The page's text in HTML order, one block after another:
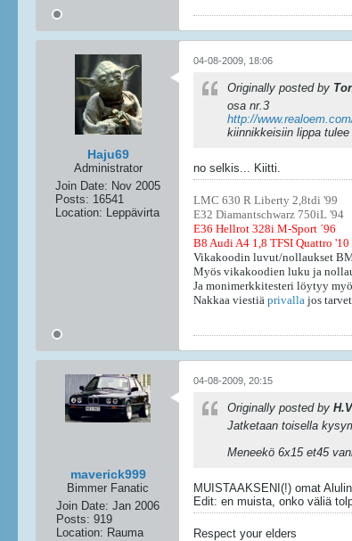
Haju69
Administrator
Join Date: Nov 2005
Posts: 16541
Location: Leppävirta
04-08-2009, 18:06
Originally posted by
osa nr.3
http://
kiinnikkeisiin lippa
no selkis... Kiitti.
LMC 630 R Liberty 2,8tdi '99
E32 Diamantschwarz 750iL '94
E36 Hellrot 328i M-Sport ´96
B8 Audi A4 1,8 TFSI Quattro '10
Vikakoodin luvut/nollaukset
Myös vikakoodien luku ja
Ja monimerkkitesteri löytyy
Nakkaa viestiä privalla jos
maverick999
Bimmer Fanatic
Join Date: Jan 2006
Posts: 919
Location: Rauma
04-08-2009, 20:15
Originally posted by
Jatketaan toisella
Meneekö 6x15 et45
MUISTAAKSENI(!) omat
Edit: en muista, onko väliä
Respect your elders